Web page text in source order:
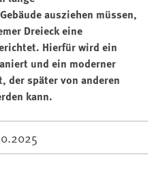
ausziehen müssen,
Dreieck eine
Hierfür wird ein
und ein moderner
der später von anderen
kann.